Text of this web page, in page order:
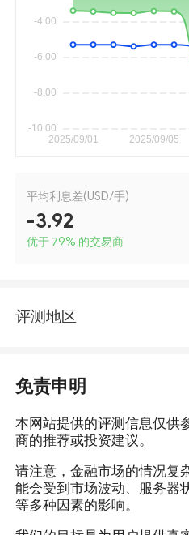
平均利息差(USD/手)
-3.92
优于 79% 的交易商
评测地区
免责申明
本网站提供的评测信息仅供
商的推荐或投资建议。
请注意，金融市场的情况复
能会受到市场波动、服务器
等多种因素的影响。